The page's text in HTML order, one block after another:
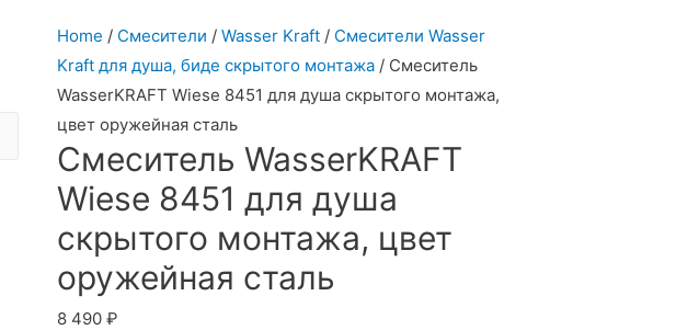
Home / Смесители / Wasser Kraft / Смесители Wasser
Kraft для душа, биде скрытого монтажа / Смеситель
WasserKRAFT Wiese 8451 для душа скрытого монтажа,
цвет оружейная сталь
Смеситель WasserKRAFT
Wiese 8451 для душа
скрытого монтажа, цвет
оружейная сталь
8 490 ₽